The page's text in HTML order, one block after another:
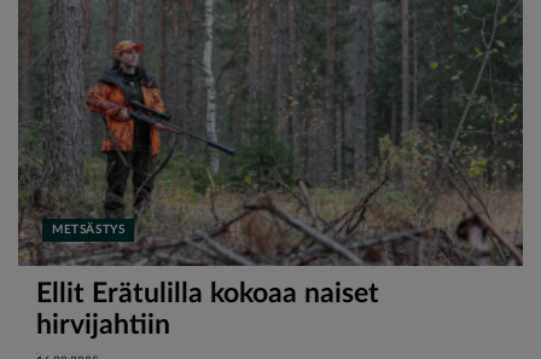
METSÄSTYS
Ellit Erätulilla kokoaa naiset
hirvijahtiin